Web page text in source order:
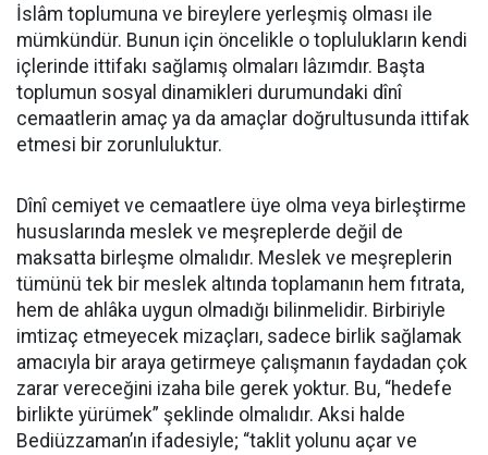
İslâm toplumuna ve bireylere yerleşmiş olması ile
mümkündür. Bunun için öncelikle o toplulukların kendi
içlerinde ittifakı sağlamış olmaları lâzımdır. Başta
toplumun sosyal dinamikleri durumundaki dînî
cemaatlerin amaç ya da amaçlar doğrultusunda ittifak
etmesi bir zorunluluktur.
Dînî cemiyet ve cemaatlere üye olma veya birleştirme
hususlarında meslek ve meşreplerde değil de
maksatta birleşme olmalıdır. Meslek ve meşreplerin
tümünü tek bir meslek altında toplamanın hem fıtrata,
hem de ahlâka uygun olmadığı bilinmelidir. Birbiriyle
imtizaç etmeyecek mizaçları, sadece birlik sağlamak
amacıyla bir araya getirmeye çalışmanın faydadan çok
zarar vereceğini izaha bile gerek yoktur. Bu, “hedefe
birlikte yürümek” şeklinde olmalıdır. Aksi halde
Bediüzzaman’ın ifadesiyle; “taklit yolunu açar ve